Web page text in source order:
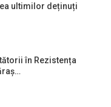
ultimilor deținuți
în Rezistența